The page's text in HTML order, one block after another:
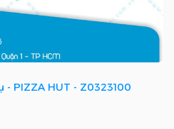
- PIZZA HUT - Z0323100